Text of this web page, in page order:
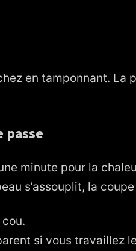
en tamponnant. La
passe
minute pour la
s’assouplit, la
si vous travaillez